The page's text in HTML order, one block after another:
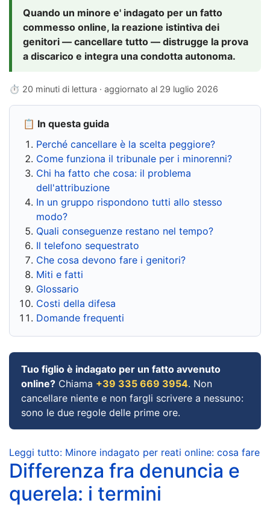
Quando un minore e' indagato per un fatto
commesso online, la reazione istintiva dei
genitori — cancellare tutto — distrugge la prova
a discarico e integra una condotta autonoma.
⏱ 20 minuti di lettura · aggiornato al 29 luglio 2026
📋 In questa guida
Perché cancellare è la scelta peggiore?
Come funziona il tribunale per i minorenni?
Chi ha fatto che cosa: il problema
dell'attribuzione
In un gruppo rispondono tutti allo stesso
modo?
Quali conseguenze restano nel tempo?
Il telefono sequestrato
Che cosa devono fare i genitori?
Miti e fatti
Glossario
Costi della difesa
Domande frequenti
Tuo figlio è indagato per un fatto avvenuto
online? Chiama +39 335 669 3954. Non
cancellare niente e non fargli scrivere a nessuno:
sono le due regole delle prime ore.
Leggi tutto: Minore indagato per reati online: cosa fare
Differenza fra denuncia e
querela: i termini